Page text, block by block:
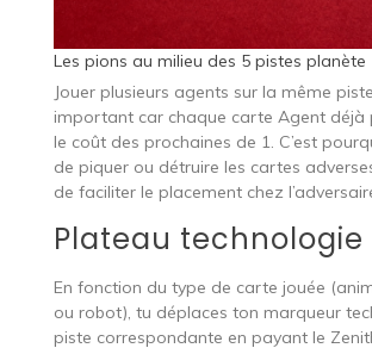
Les pions au milieu des 5 pistes planète
Jouer plusieurs agents sur la même
important car chaque carte Agent déjà
le coût des prochaines de 1. C’est
de piquer ou détruire les cartes
de faciliter le placement chez
Plateau technologie
En fonction du type de carte jouée
ou robot), tu déplaces ton marqueur
piste correspondante en payant le